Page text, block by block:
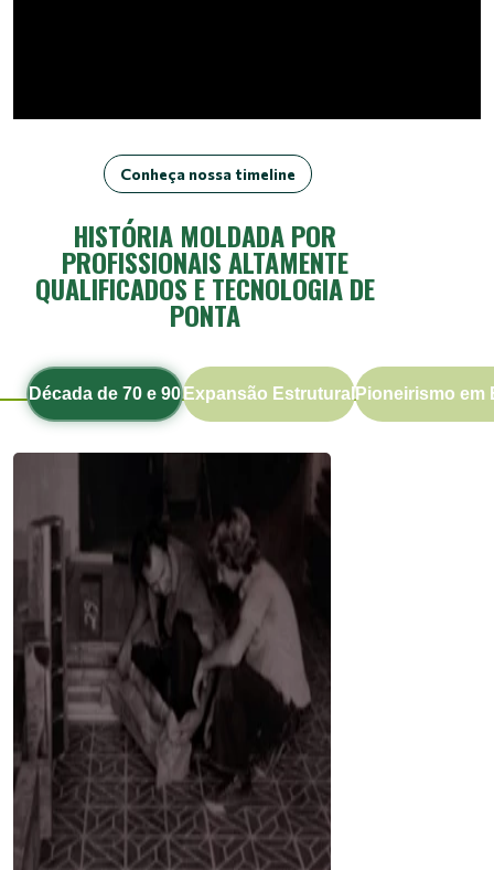
Conheça nossa timeline
HISTÓRIA MOLDADA POR
PROFISSIONAIS ALTAMENTE
QUALIFICADOS E TECNOLOGIA DE
PONTA
Década de 70 e 90Expansão EstruturalPioneirismo em